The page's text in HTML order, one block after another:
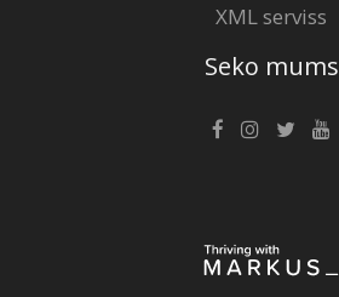
XML serviss
Seko mums